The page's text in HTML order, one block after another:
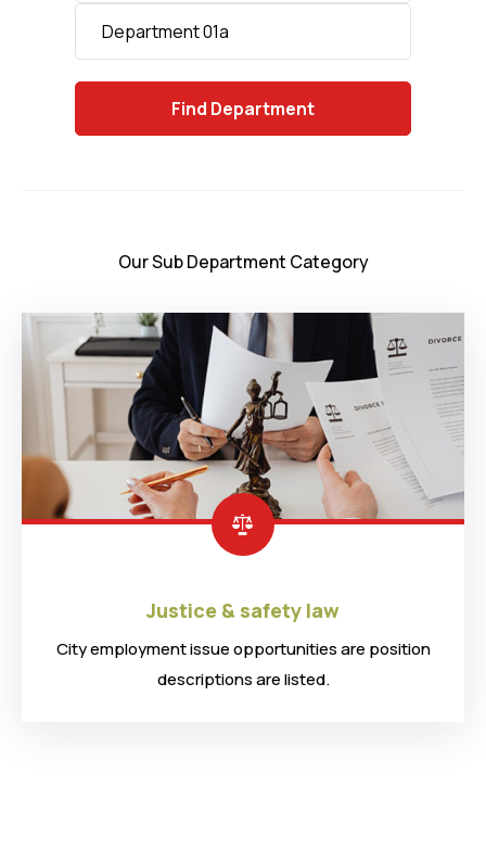
Category
Department 01a
Our Sub Department Category
Justice & safety law
City employment issue opportunities are position
descriptions are listed.